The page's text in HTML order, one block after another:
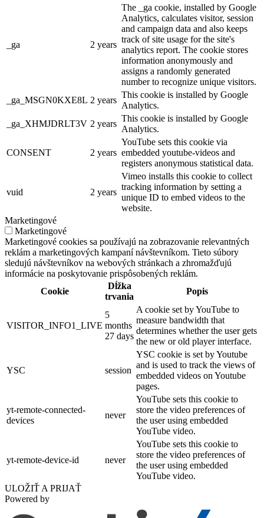
_ga 2 years
The _ga cookie, installed by Google
Analytics, calculates visitor, session
and campaign data and also keeps
track of site usage for the site's
analytics report. The cookie stores
information anonymously and
assigns a randomly generated
number to recognize unique visitors.
_ga_MSGN0KXE8L 2 years
This cookie is installed by Google
Analytics.
_ga_XHMJDRLT3V 2 years
This cookie is installed by Google
Analytics.
CONSENT 2 years
YouTube sets this cookie via
embedded youtube-videos and
registers anonymous statistical data.
vuid 2 years
Vimeo installs this cookie to collect
tracking information by setting a
unique ID to embed videos to the
website.
Marketingové
Marketingové
Marketingové cookies sa používajú na zobrazovanie relevantných
reklám a marketingových kampaní návštevníkom. Tieto súbory
sledujú návštevníkov na webových stránkach a zhromažďujú
informácie na poskytovanie prispôsobených reklám.
Cookie
Dĺžka
trvania
Popis
VISITOR_INFO1_LIVE
5
months
27 days
A cookie set by YouTube to
measure bandwidth that
determines whether the user gets
the new or old player interface.
YSC session
YSC cookie is set by Youtube
and is used to track the views of
embedded videos on Youtube
pages.
yt-remote-connected-
devices
never
YouTube sets this cookie to
store the video preferences of
the user using embedded
YouTube video.
yt-remote-device-id never
YouTube sets this cookie to
store the video preferences of
the user using embedded
YouTube video.
ULOŽIŤ A PRIJAŤ
Powered by